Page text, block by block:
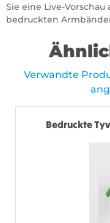
Sie eine Live-
bedruckten
Verwandte
Bedruckte